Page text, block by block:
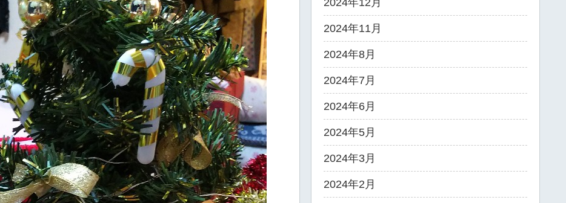
2024年12月
2024年11月
2024年8月
2024年7月
2024年6月
2024年5月
2024年3月
2024年2月